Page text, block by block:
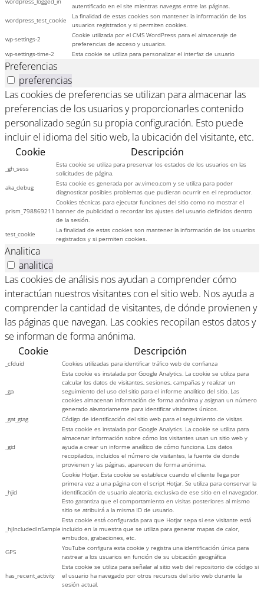
autentificado en el site mientras navegas entre las páginas.
wordpress_test_cookie
La finalidad de estas cookies son mantener la información de los
usuarios registrados y si permiten cookies.
wp-settings-2
Cookie utilizada por el CMS WordPress para el almacenaje de
preferencias de acceso y usuarios.
wp-settings-time-2
Esta cookie se utiliza para personalizar el interfaz de usuario
Preferencias
preferencias
Las cookies de preferencias se utilizan para almacenar las
preferencias de los usuarios y proporcionarles contenido
personalizado según su propia configuración. Esto puede
incluir el idioma del sitio web, la ubicación del visitante, etc.
Cookie
Descripción
_gh_sess
Esta cookie se utiliza para preservar los estados de los usuarios en las
solicitudes de página.
aka_debug
Esta cookie es generada por av.vimeo.com y se utiliza para poder
diagnosticar posibles problemas que pudieran ocurrir en el reproductor.
prism_798869211
Cookies técnicas para ejecutar funciones del sitio como no mostrar el
banner de publicidad o recordar los ajustes del usuario definidos dentro
de la sesión.
test_cookie
La finalidad de estas cookies son mantener la información de los usuarios
registrados y si permiten cookies.
Analitica
analitica
Las cookies de análisis nos ayudan a comprender cómo
interactúan nuestros visitantes con el sitio web. Nos ayuda a
comprender la cantidad de visitantes, de dónde provienen y
las páginas que navegan. Las cookies recopilan estos datos y
se informan de forma anónima.
Cookie
Descripción
_cfduid Cookies utilizadas para identificar tráfico web de confianza
_ga
Esta cookie es instalada por Google Analytics. La cookie se utiliza para
calcular los datos de visitantes, sesiones, campañas y realizar un
seguimiento del uso del sitio para el informe analítico del sitio. Las
cookies almacenan información de forma anónima y asignan un número
generado aleatoriamente para identificar visitantes únicos.
_gat_gtag
Código de identificación del sitio web para el seguimiento de visitas.
_gid
Esta cookie es instalada por Google Analytics. La cookie se utiliza para
almacenar información sobre cómo los visitantes usan un sitio web y
ayuda a crear un informe analítico de cómo funciona. Los datos
recopilados, incluidos el número de visitantes, la fuente de donde
provienen y las páginas, aparecen de forma anónima.
_hjid
Cookie Hotjar. Esta cookie se establece cuando el cliente llega por
primera vez a una página con el script Hotjar. Se utiliza para conservar la
identificación de usuario aleatoria, exclusiva de ese sitio en el navegador.
Esto garantiza que el comportamiento en visitas posteriores al mismo
sitio se atribuirá a la misma ID de usuario.
_hjIncludedInSample
Esta cookie está configurada para que Hotjar sepa si ese visitante está
incluido en la muestra que se utiliza para generar mapas de calor,
embudos, grabaciones, etc.
GPS
YouTube configura esta cookie y registra una identificación única para
rastrear a los usuarios en función de su ubicación geográfica
has_recent_activity
Esta cookie se utiliza para señalar al sitio web del repositorio de código si
el usuario ha navegado por otros recursos del sitio web durante la
sesión actual.